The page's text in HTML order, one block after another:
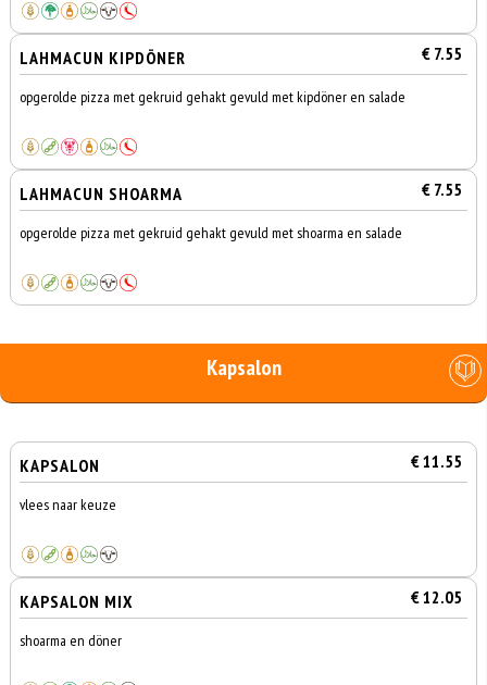
LAHMACUN KIPDÖNER € 7.55
opgerolde pizza met gekruid gehakt gevuld met kipdöner en salade
LAHMACUN SHOARMA € 7.55
opgerolde pizza met gekruid gehakt gevuld met shoarma en salade
Kapsalon
KAPSALON € 11.55
vlees naar keuze
KAPSALON MIX € 12.05
shoarma en döner